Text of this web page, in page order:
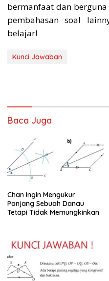
bermanfaat dan
pembahasan soal
belajar!
Kunci Jawaban
Baca Juga
Chan Ingin Mengukur
Panjang Sebuah Danau
Tetapi Tidak Memungkinkan